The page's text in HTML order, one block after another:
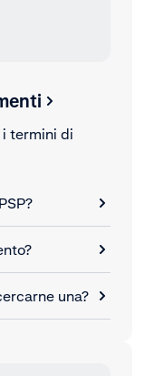
termini di
una?